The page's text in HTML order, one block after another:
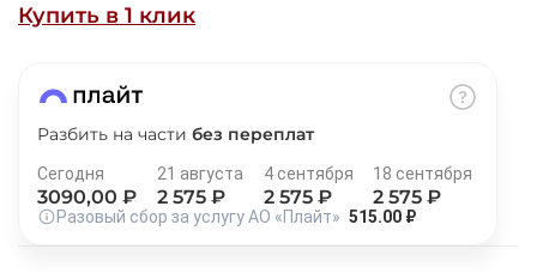
Купить в 1 клик
Разбить на части без переплат
Сегодня
3090,00 ₽
21 августа
2 575 ₽
4 сентября
2 575 ₽
18 сентября
2 575₽
Разовый сбор за услугу АО «Плайт» 515.00 ₽
об оплате Плайтом
25
раз в 2 недели
Остались вопросы?
8 800 302-02-51
plait.ru